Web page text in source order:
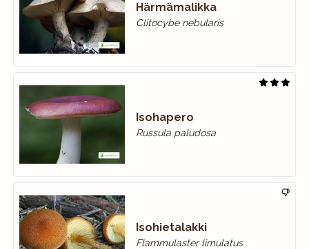
Härmämalikka
Clitocybe nebularis
Isohapero
Russula paludosa
Isohietalakki
Flammulaster limulatus